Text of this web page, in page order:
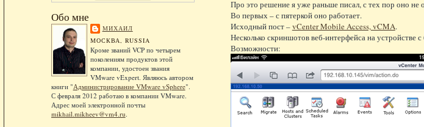
Обо мне
МИХАИЛ
МОСКВА, RUSSIA
Кроме званий VCP по четырем
поколениям продуктов этой
компании, удостоен звания
VMware vExpert. Являюсь автором
книги "Администрирование VMware vSphere".
С февраля 2012 работаю в компании VMware.
Адрес моей электронной почты
mikhail.mikheev@vm4.ru.
Про это решение я уже раньше писал, с тех пор оно не
Во первых – с пятеркой оно работает.
Исходный пост –vCenter Mobile Access, vCMA.
Несколько скриншотов веб-интерфейса на
Возможности: